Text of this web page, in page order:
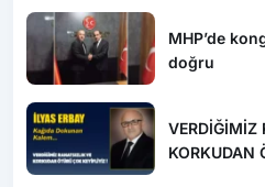
MHP’de
doğru
VERDİĞİMİZ
KORKUDAN